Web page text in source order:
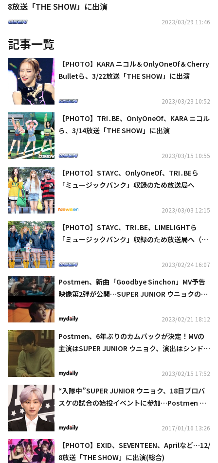
8放送「THE SHOW」に出演
2023/03/29 11:46
記事一覧
【PHOTO】KARA ニコル＆OnlyOneOf＆Cherry
Bulletら、3/22放送「THE SHOW」に出演
2023/03/23 10:52
【PHOTO】TRI․BE、OnlyOneOf、KARA ニコル
ら、3/14放送「THE SHOW」に出演
2023/03/15 10:55
【PHOTO】STAYC、OnlyOneOf、TRI․BEら
「ミュージックバンク」収録のため放送局へ
2023/03/03 12:15
【PHOTO】STAYC、TRI․BE、LIMELIGHTら
「ミュージックバンク」収録のため放送局へ（動
2023/02/24 16:07
Postmen、新曲「Goodbye Sinchon」MV予告
映像第2弾が公開…SUPER JUNIOR ウニョクの演
2023/02/21 18:12
Postmen、6年ぶりのカムバックが決定！MVの
主演はSUPER JUNIOR ウニョク、演出はシンドン
2023/02/15 17:52
“入隊中”SUPER JUNIOR ウニョク、18日プロバ
スケの試合の始投イベントに参加…Postmen シ
2017/01/16 13:26
【PHOTO】EXID、SEVENTEEN、Aprilなど…12/
8放送「THE SHOW」に出演(総合)